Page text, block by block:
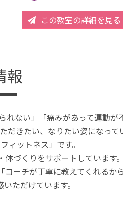
この教室の詳細を見る
報
れない」「痛みがあって運動
きたい、なりたい姿になって
ィットネス」です。
づくりをサポートしています。
ーチが丁寧に教えてくれるか
ただけています。